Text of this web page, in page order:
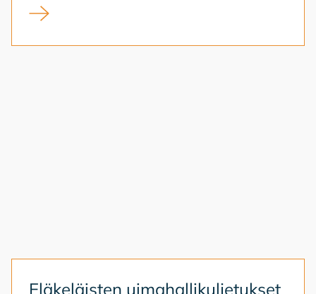
Syksyn 2026 harrastusstipendien hakuaika on alkanut
Elä­ke­läis­ten ui­ma­hal­li­kul­je­tuk­set